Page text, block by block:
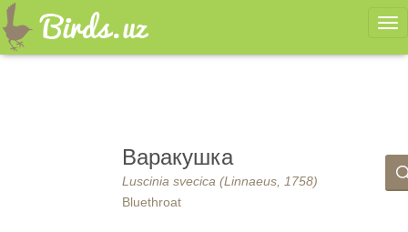
Варакушка
Luscinia svecica (Linnaeus, 1758)
Bluethroat